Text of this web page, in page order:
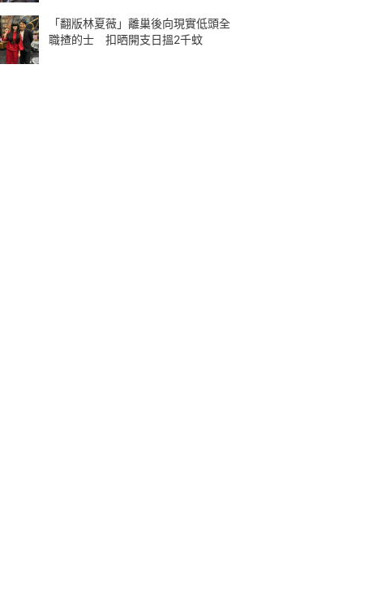
「翻版林夏薇」離巢後向現實低頭全
職揸的士 扣晒開支日搵2千蚊